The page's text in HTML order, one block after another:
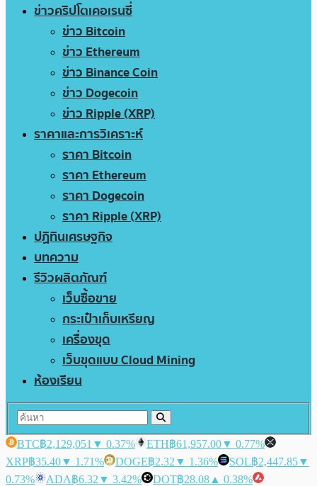
ข่าวคริปโตเคอเรนซี่
ข่าว Bitcoin
ข่าว Ethereum
ข่าว Binance Coin
ข่าว Dogecoin
ข่าว Ripple (XRP)
ราคาและการวิเคราะห์
ราคา Bitcoin
ราคา Ethereum
ราคา Dogecoin
ราคา Ripple (XRP)
ปฏิทินเศรษฐกิจ
บทความ
รีวิวผลิตภัณฑ์
เว็บซื้อขาย
กระเป๋าเก็บเหรียญ
เครื่องขุด
เว็บขุดแบบ Cloud Mining
ห้องเรียน
BTC฿2,129,051 ▼ 0.37% ETH฿61,957.00▼ 0.77%
XRP฿35.40▼ 1.71% DOGE฿2.32 ▼ 1.36% SOL฿2,447.85▼
0.73%
ADA฿6.32 ▼ 3.42% DOT฿28.08 ▲ 0.38%